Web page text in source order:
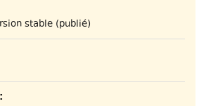
stable (publié)